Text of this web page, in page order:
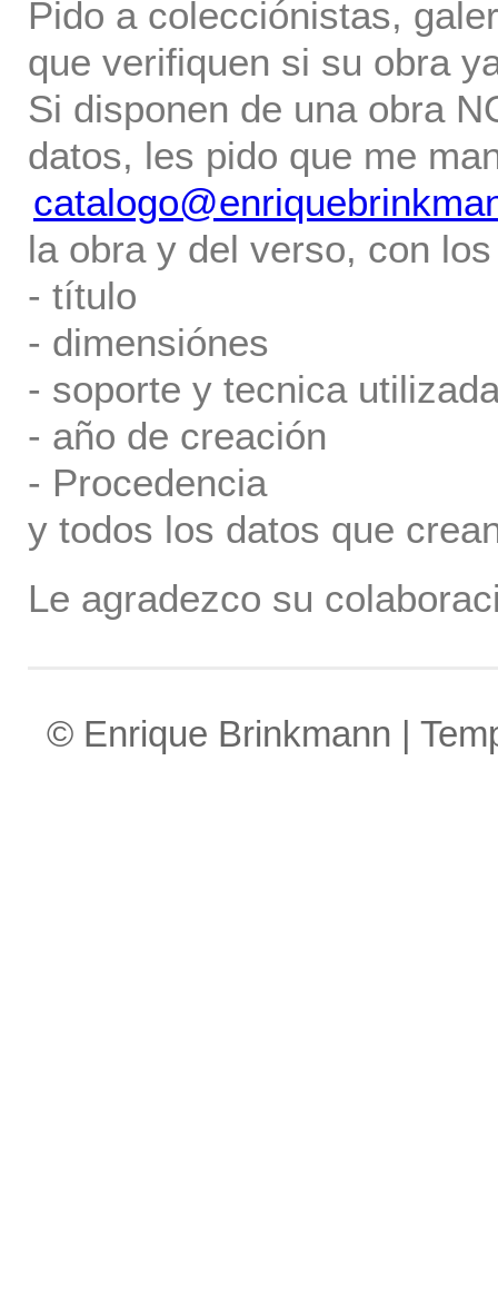
Pido a colecciónistas,
que verifiquen si su obra
Si disponen de una obra
datos, les pido que me
la obra y del verso, con
- título
- dimensiónes
- soporte y tecnica
- año de creación
- Procedencia
y todos los datos que
Le agradezco su
© Enrique Brinkmann |